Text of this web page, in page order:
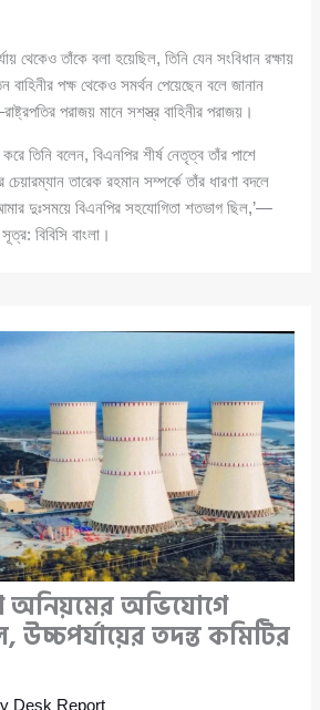
থেকেও তাঁকে বলা হয়েছিল, তিনি যেন সংবিধান রক্ষায়
বাহিনীর পক্ষ থেকেও সমর্থন পেয়েছেন বলে জানান
পরাজয় মানে সশস্ত্র বাহিনীর পরাজয়।
তিনি বলেন, বিএনপির শীর্ষ নেতৃত্ব তাঁর পাশে
তারেক রহমান সম্পর্কে তাঁর ধারণা বদলে
দুঃসময়ে বিএনপির সহযোগিতা শতভাগ ছিল,’—
বিবিসি বাংলা।
অনিয়মের অভিযোগে
উচ্চপর্যায়ের তদন্ত কমিটির
Desk Report